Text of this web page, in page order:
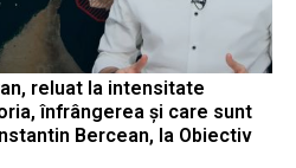
reluat la intensitate
înfrângerea și care sunt
Bercean, la Obiectiv